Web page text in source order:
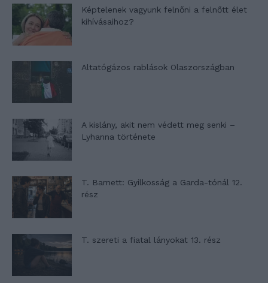
Képtelenek vagyunk felnőni a felnőtt élet
kihívásaihoz?
Altatógázos rablások Olaszországban
A kislány, akit nem védett meg senki –
Lyhanna története
T. Barnett: Gyilkosság a Garda-tónál 12.
rész
T. szereti a fiatal lányokat 13. rész